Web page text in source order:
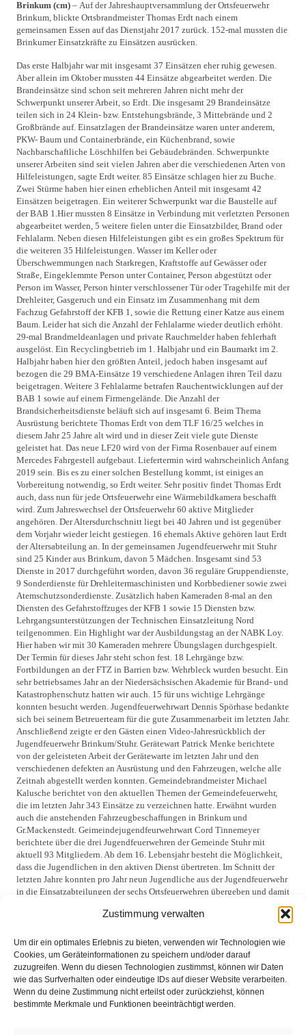
Zustimmung verwalten
Um dir ein optimales Erlebnis zu bieten, verwenden wir Technologien wie
Cookies, um Geräteinformationen zu speichern und/oder darauf
zuzugreifen. Wenn du diesen Technologien zustimmst, können wir Daten
wie das Surfverhalten oder eindeutige IDs auf dieser Website verarbeiten.
Wenn du deine Zustimmung nicht erteilst oder zurückziehst, können
bestimmte Merkmale und Funktionen beeinträchtigt werden.
Brinkum (cm) – Auf der Jahreshauptversammlung der Ortsfeuerwehr
Brinkum, blickte Ortsbrandmeister Thomas Erdt nach einem
gemeinsamen Essen auf das Dienstjahr 2017 zurück. 152-mal mussten die
Brinkumer Einsatzkräfte zu Einsätzen ausrücken.
Das erste Halbjahr war mit insgesamt 37 Einsätzen eher ruhig gewesen.
Aber allein im Oktober mussten 44 Einsätze abgearbeitet werden. Die
Brandeinsätze sind schon seit mehreren Jahren nicht mehr der
Schwerpunkt unserer Arbeit, so Erdt. Die insgesamt 29 Brandeinsätze
teilen sich in 24 Klein- bzw. Entstehungsbrände, 3 Mittebrände und 2
Großbrände auf. Einsatzlagen der Brandeinsätze waren unter anderem,
PKW- Baum und Containerbrände, ein Küchenbrand, sowie
Nachbarschaftliche Löschhilfen bei Gebäudebränden. Schwerpunkte
unserer Arbeiten sind seit vielen Jahren aber die verschiedenen Arten von
Hilfeleistungen, sagte Erdt weiter. 85 Einsätze schlagen hier zu Buche.
Zwei Stürme haben hier einen erheblichen Anteil mit insgesamt 42
Einsätzen beigetragen. Ein weiterer Schwerpunkt war die Baustelle auf
der BAB 1.Hier mussten 8 Einsätze in Verbindung mit verletzten Personen
abgearbeitet werden, 5 weitere fielen unter die Einsatzbilder, Brand oder
Fehlalarm. Neben diesen Hilfeleistungen gibt es ein großes Spektrum für
die weiteren 35 Hilfeleistungen. Wasser im Keller oder
Überschwemmungen nach Starkregen, Kraftstoffe auf Gewässer oder
Straße, Eingeklemmte Person unter Container, Person abgestützt oder
Person im Wasser, Person hinter verschlossener Tür oder Tragehilfe mit der
Drehleiter, Gasgeruch und ein Einsatz im Zusammenhang mit dem
Fachzug Gefahrstoff der KFB 1, sowie die Rettung einer Katze aus einem
Baum. Leider hat sich die Anzahl der Fehlalarme wieder deutlich erhöht.
29-mal Brandmeldeanlagen und private Rauchmelder haben fehlerhaft
ausgelöst. Ein Recyclingbetrieb im 1. Halbjahr und ein Baumarkt im 2.
Halbjahr haben hier den größten Anteil, jedoch haben insgesamt auf
bezogen die 29 BMA-Einsätze 19 verschiedene Anlagen ihren Teil dazu
beigetragen. Weitere 3 Fehlalarme betrafen Rauchentwicklungen auf der
BAB 1 sowie auf einem Firmengelände. Die Anzahl der
Brandsicherheitsdienste beläuft sich auf insgesamt 6. Beim Thema
Ausrüstung berichtete Thomas Erdt von dem TLF 16/25 welches in
diesem Jahr 25 Jahre alt wird und in dieser Zeit viele gute Dienste
geleistet hat. Das neue LF20 wird von der Firma Rosenbauer auf einem
Mercedes Fahrgestell aufgebaut. Liefertermin wird wahrscheinlich Anfang
2019 sein. Bis es zu einer solchen Bestellung kommt, ist einiges an
Vorbereitung notwendig, so Erdt weiter. Sehr positiv findet Thomas Erdt
auch, dass nun für jede Ortsfeuerwehr eine Wärmebildkamera beschafft
wird. Zum Jahreswechsel der Ortsfeuerwehr 60 aktive Mitglieder
angehören. Der Altersdurchschnitt liegt bei 40 Jahren und ist gegenüber
dem Vorjahr wieder leicht gestiegen. 16 ehemals Aktive gehören laut Erdt
der Altersabteilung an. In der gemeinsamen Jugendfeuerwehr mit Stuhr
sind 25 Kinder aus Brinkum, davon 5 Mädchen. Insgesamt sind 53
Dienste in 2017 durchgeführt worden, davon 36 reguläre Gruppendienste,
9 Sonderdienste für Drehleitermaschinisten und Korbbediener sowie zwei
Atemschutzsonderdienste. Zusätzlich haben Kameraden 8-mal an den
Diensten des Gefahrstoffzuges der KFB 1 sowie 15 Diensten bzw.
Lehrgangsunterstützungen der Technischen Einsatzleitung Nord
teilgenommen. Ein Highlight war der Ausbildungstag an der NABK Loy.
Hier haben wir mit 30 Kameraden mehrere Übungslagen durchgespielt.
Der Termin für dieses Jahr steht schon fest. 18 Lehrgänge bzw.
Fortbildungen an der FTZ in Barrien bzw. Wehrbleck wurden besucht. Ein
sehr betriebsames Jahr an der Niedersächsischen Akademie für Brand- und
Katastrophenschutz hatten wir auch. 15 für uns wichtige Lehrgänge
konnten besucht werden. Jugendfeuerwehrwart Dennis Spörhase bedankte
sich bei seinem Betreuerteam für die gute Zusammenarbeit im letzten Jahr.
Anschließend zeigte er den Gästen einen Video-Jahresrückblich der
Jugendfeuerwehr Brinkum/Stuhr. Gerätewart Patrick Menke berichtete
von der geleisteten Arbeit der Gerätewarte im letzten Jahr und den
verschiedenen defekten an Ausrüstung und den Fahrzeugen, welche alle
Zeitnah abgestellt werden konnten. Gemeindebrandmeister Michael
Kalusche berichtet von den aktuellen Themen der Gemeindefeuerwehr,
die im letzten Jahr 343 Einsätze zu verzeichnen hatte. Erwähnt wurden
auch die anstehenden Fahrzeugbeschaffungen in Brinkum und
Gr.Mackenstedt. Geimeindejugendfeurwehrwart Cord Tinnemeyer
berichtete über die drei Jugendfeuerwehren der Gemeinde Stuhr mit
aktuell 93 Mitgliedern. Ab dem 16. Lebensjahr besteht die Möglichkeit,
dass die Jugendlichen in den aktiven Dienst übertreten. Im Schnitt der
letzten Jahre konnten pro Jahr neun Jugendliche aus der Jugendfeuerwehr
in die Einsatzabteilungen der sechs Ortsfeuerwehren übergeben und damit
Bürgermeister Niels Thomsen hob noch einmal die Einsätze an den
die Feuerwehr sei. Er lobte die Einsatzbereitschaft der Mitglieder. „In
unserer Gesellschaft gibt es tatsächlich Bürger, die sich freiwillig in
Gefahr begeben.“
Nico Krummhorn wurde von Thomas Erdt zum Feuerwehrmann ernannt,
Fabian Martens und Nico Wahlers zum Hauptfeuerwehrmann. Michael